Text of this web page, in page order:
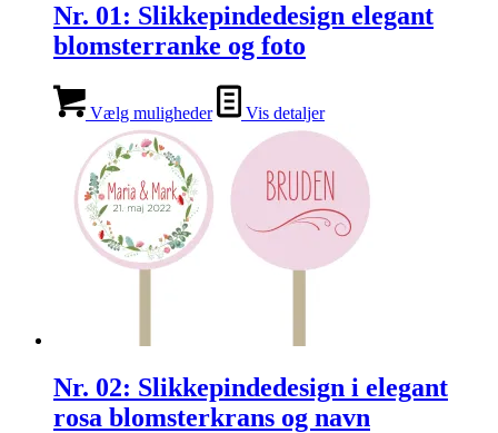
Nr. 01: Slikkepindedesign elegant
blomsterranke og foto
Vælg muligheder Vis detaljer
Nr. 02: Slikkepindedesign i elegant
rosa blomsterkrans og navn